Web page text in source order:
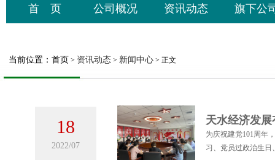
首 页 公司概况 资讯动态 旗下公
当前位置： 首页 > 资讯动态 > 新闻中心 > 正文
18
2022/07
天水经济发
为庆祝建党101周年
习、党员过政治生